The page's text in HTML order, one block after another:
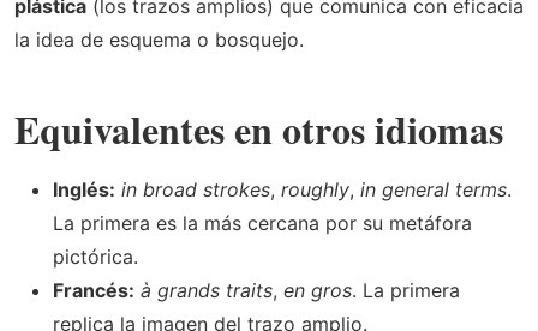
plástica (los trazos amplios) que comunica con eficacia
la idea de esquema o bosquejo.
Equivalentes en otros idiomas
Inglés: in broad strokes, roughly, in general terms.
La primera es la más cercana por su metáfora
pictórica.
Francés: à grands traits, en gros. La primera
replica la imagen del trazo amplio.